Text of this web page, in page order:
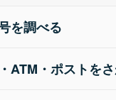
を調べる
ATM・ポストを